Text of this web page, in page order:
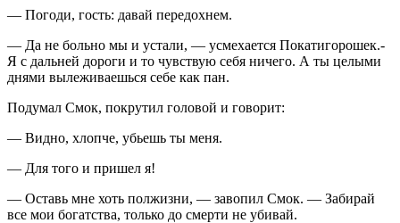
— Погоди, гость: давай передохнем.
— Да не больно мы и устали, — усмехается Покатигорошек.-
Я с дальней дороги и то чувствую себя ничего. А ты целыми
днями вылеживаешься себе как пан.
Подумал Смок, покрутил головой и говорит:
— Видно, хлопче, убьешь ты меня.
— Для того и пришел я!
— Оставь мне хоть полжизни, — завопил Смок. — Забирай
все мои богатства, только до смерти не убивай.